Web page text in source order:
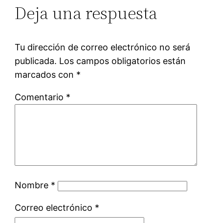
Deja una respuesta
Tu dirección de correo electrónico no será
publicada. Los campos obligatorios están
marcados con *
Comentario *
Nombre *
Correo electrónico *